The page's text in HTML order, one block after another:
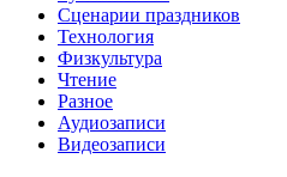
Сценарии праздников
Технология
Физкультура
Чтение
Разное
Аудиозаписи
Видеозаписи